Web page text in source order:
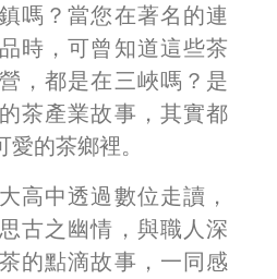
嗎？當您在著名的連
時，可曾知道這些茶
，都是在三峽嗎？是
茶產業故事，其實都
的茶鄉裡。
高中透過數位走讀，
古之幽情，與職人深
的點滴故事，一同感